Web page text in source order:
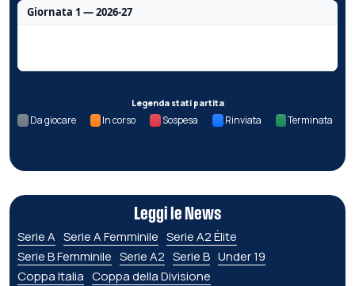
Giornata 1 — 2026-27
Legenda stati partita
Da giocare In corso Sospesa Rinviata Terminata
Leggi le News
Serie A Serie A Femminile Serie A2 Élite
Serie B Femminile Serie A2 Serie B Under 19
Coppa Italia Coppa della Divisione